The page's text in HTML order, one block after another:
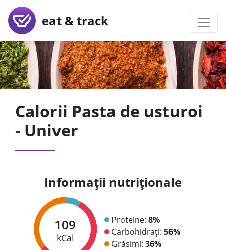
eat & track
Calorii Pasta de usturoi
- Univer
Informații nutriționale
109
kCal
Proteine: 8%
Carbohidrați: 56%
Grăsimi: 36%